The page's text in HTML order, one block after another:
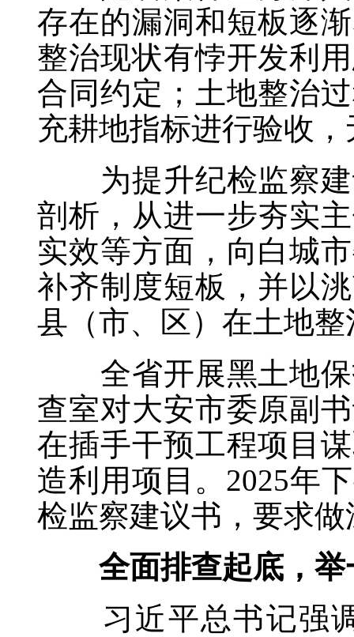
存在的漏洞和短板逐
整治现状有悖开发利
合同约定；土地整治
充耕地指标进行验收
为提升纪检监察建
剖析，从进一步夯实
实效等方面，向白城
补齐制度短板，并以
县（市、区）在土地
全省开展黑土地保
查室对大安市委原副
在插手干预工程项目
造利用项目。2025年
检监察建议书，要求
全面排查起底，举
习近平总书记强调